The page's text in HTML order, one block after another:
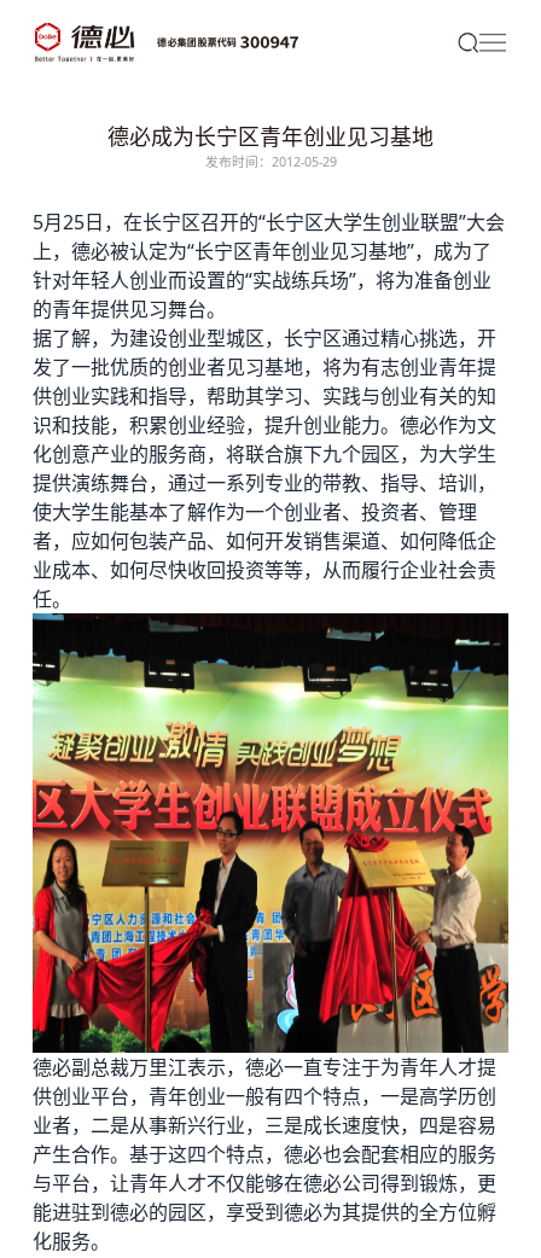
德必成为长宁区青年创业见习基地
发布时间：2012-05-29
5月25日，在长宁区召开的“长宁区大学生创业联盟”大会
上，德必被认定为“长宁区青年创业见习基地”，成为了
针对年轻人创业而设置的“实战练兵场”，将为准备创业
的青年提供见习舞台。
据了解，为建设创业型城区，长宁区通过精心挑选，开
发了一批优质的创业者见习基地，将为有志创业青年提
供创业实践和指导，帮助其学习、实践与创业有关的知
识和技能，积累创业经验，提升创业能力。德必作为文
化创意产业的服务商，将联合旗下九个园区，为大学生
提供演练舞台，通过一系列专业的带教、指导、培训，
使大学生能基本了解作为一个创业者、投资者、管理
者，应如何包装产品、如何开发销售渠道、如何降低企
业成本、如何尽快收回投资等等，从而履行企业社会责
任。
德必副总裁万里江表示，德必一直专注于为青年人才提
供创业平台，青年创业一般有四个特点，一是高学历创
业者，二是从事新兴行业，三是成长速度快，四是容易
产生合作。基于这四个特点，德必也会配套相应的服务
与平台，让青年人才不仅能够在德必公司得到锻炼，更
能进驻到德必的园区，享受到德必为其提供的全方位孵
化服务。